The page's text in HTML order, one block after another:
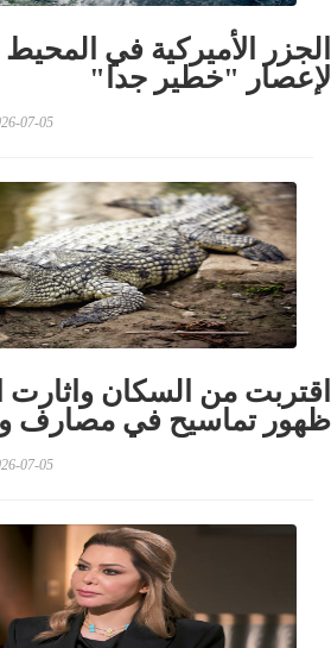
الجزر الأميركية في
لإعصار "خطير جدا"
07-05
اقتربت من السكان
ظهور تماسيح في مصارف
07-05